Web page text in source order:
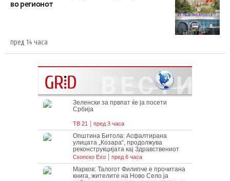
во регионот
пред 14 часа